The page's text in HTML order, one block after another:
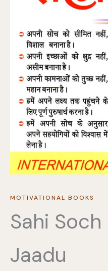
MOTIVATIONAL BOOKS
Sahi Soch
Jaadu